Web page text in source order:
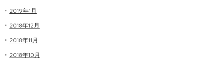
2019年1月
2018年12月
2018年11月
2018年10月